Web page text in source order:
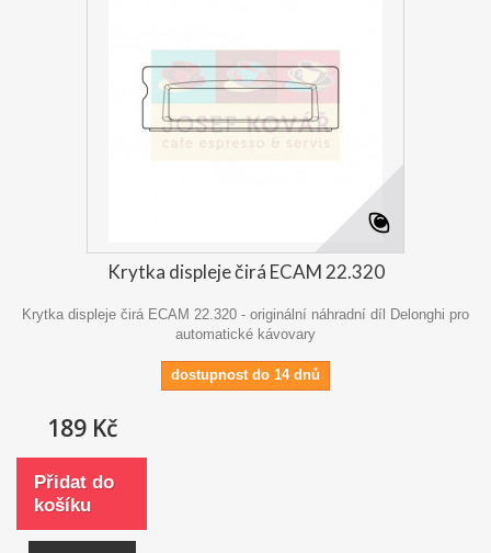
Krytka displeje čirá ECAM 22.320
Krytka displeje čirá ECAM 22.320 - originální náhradní díl Delonghi pro
automatické kávovary
dostupnost do 14 dnů
189 Kč
Přidat do
košíku